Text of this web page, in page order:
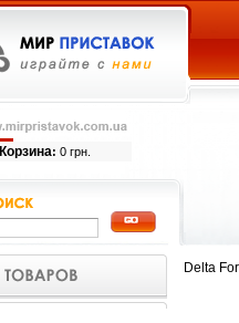
Корзина: 0 грн.
Delta